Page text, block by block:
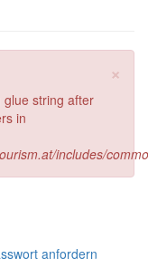
×
glue string after
in
includes/
anfordern